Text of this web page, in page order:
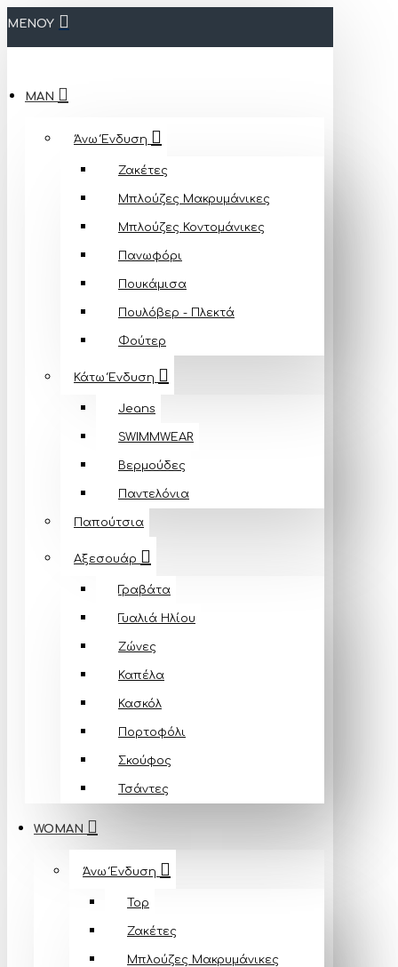
ΜΕΝΟΥ
MAN
Άνω Ένδυση
Ζακέτες
Μπλούζες Mακρυμάνικες
Μπλούζες Κοντομάνικες
Πανωφόρι
Πουκάμισα
Πουλόβερ - Πλεκτά
Φούτερ
Κάτω Ένδυση
Jeans
SWIMMWEAR
Βερμούδες
Παντελόνια
Παπούτσια
Αξεσουάρ
Γραβάτα
Γυαλιά Ηλίου
Ζώνες
Καπέλα
Κασκόλ
Πορτοφόλι
Σκούφος
Τσάντες
WOMAN
Άνω Ένδυση
Top
Ζακέτες
Μπλούζες Mακρυμάνικες